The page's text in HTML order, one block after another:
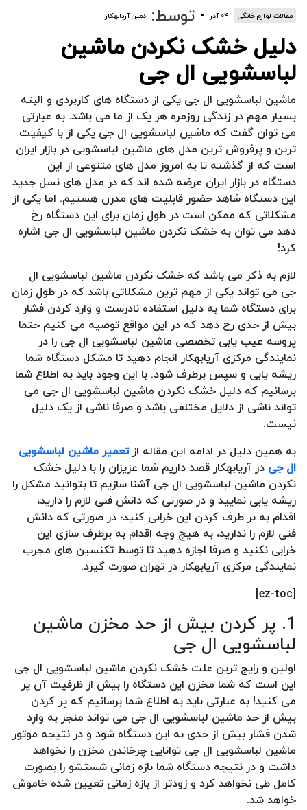
مقالات لوازم خانگی ۰۴ آذر توسط: ادمین آریابهکار
دلیل خشک نکردن ماشین
لباسشویی ال جی
ماشین لباسشویی ال جی یکی از دستگاه های کاربردی و البته
بسیار مهم در زندگی روزمره هر یک از ما می باشد. به عبارتی
می توان گفت که ماشین لباسشویی ال جی یکی از با کیفیت
ترین و پرفروش ترین مدل های ماشین لباسشویی در بازار ایران
است که از گذشته تا به امروز مدل های متنوعی از این
دستگاه در بازار ایران عرضه شده اند که در مدل های نسل جدید
این دستگاه شاهد حضور قابلیت های مدرن هستیم. اما یکی از
مشکلاتی که ممکن است در طول زمان برای این دستگاه رخ
دهد می توان به خشک نکردن ماشین لباسشویی ال جی اشاره
کرد!
لازم به ذکر می باشد که خشک نکردن ماشین لباسشویی ال
جی می تواند یکی از مهم ترین مشکلاتی باشد که در طول زمان
برای دستگاه شما به دلیل استفاده نادرست و وارد کردن فشار
بیش از حدی رخ دهد که در این مواقع توصیه می کنیم حتما
پروسه عیب یابی تخصصی ماشین لباسشویی ال جی را در
نمایندگی مرکزی آریابهکار انجام دهید تا مشکل دستگاه شما
ریشه یابی و سپس برطرف شود. با این وجود باید به اطلاع شما
برسانیم که دلیل خشک نکردن ماشین لباسشویی ال جی می
تواند ناشی از دلایل مختلفی باشد و صرفا ناشی از یک دلیل
نیست.
به همین دلیل در ادامه این مقاله ازتعمیر ماشین لباسشویی
ال جی در آریابهکار قصد داریم شما عزیزان را با دلیل خشک
نکردن ماشین لباسشویی ال جی آشنا سازیم تا بتوانید مشکل را
ریشه یابی نمایید و در صورتی که دانش فنی لازم را دارید،
اقدام به بر طرف کردن این خرابی کنید؛ در صورتی که دانش
فنی لازم را ندارید، به هیچ وجه اقدام به برطرف سازی این
خرابی نکنید و صرفا اجازه دهید تا توسط تکنسین های مجرب
نمایندگی مرکزی آریابهکار در تهران صورت گیرد.
[ez-toc]
1. پر کردن بیش از حد مخزن ماشین
لباسشویی ال جی
اولین و رایج ترین علت خشک نکردن ماشین لباسشویی ال جی
این است که شما مخزن این دستگاه را بیش از ظرفیت آن پر
می کنید! به عبارتی باید به اطلاع شما برسانیم که پر کردن
بیش از حد ماشین لباسشویی ال جی می تواند منجر به وارد
شدن فشار بیش از حدی به این دستگاه شود و در نتیجه موتور
ماشین لباسشویی ال جی توانایی چرخاندن مخزن را نخواهد
داشت و در نتیجه دستگاه شما بازه زمانی شستشو را بصورت
کامل طی نخواهد کرد و زودتر از بازه زمانی تعیین شده خاموش
خواهد شد.